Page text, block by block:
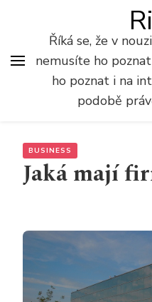
Říká se, že v
nemusíte ho
ho poznat i na
podobě
BUSINESS
Jaká mají